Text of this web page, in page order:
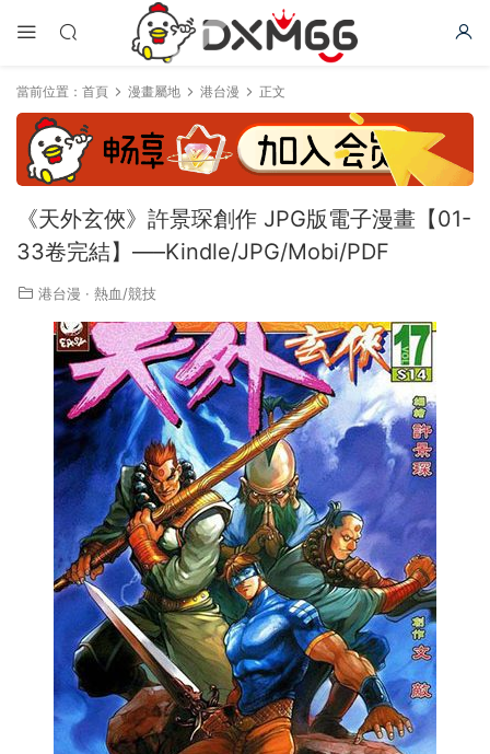
當前位置： 首頁 漫畫屬地 港台漫 正文
《天外玄俠》許景琛創作 JPG版電子漫畫【01-
33卷完結】—–Kindle/JPG/Mobi/PDF
港台漫 · 熱血/競技